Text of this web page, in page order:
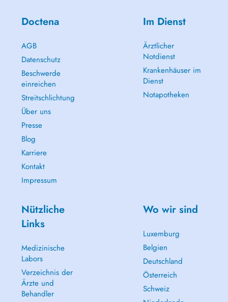
Doctena
AGB
Datenschutz
Beschwerde
einreichen
Streitschlichtung
Über uns
Presse
Blog
Karriere
Kontakt
Impressum
Im Dienst
Ärztlicher
Notdienst
Krankenhäuser im
Dienst
Notapotheken
Nützliche
Links
Medizinische
Labors
Verzeichnis der
Ärzte und
Behandler
Wo wir sind
Luxemburg
Belgien
Deutschland
Österreich
Schweiz